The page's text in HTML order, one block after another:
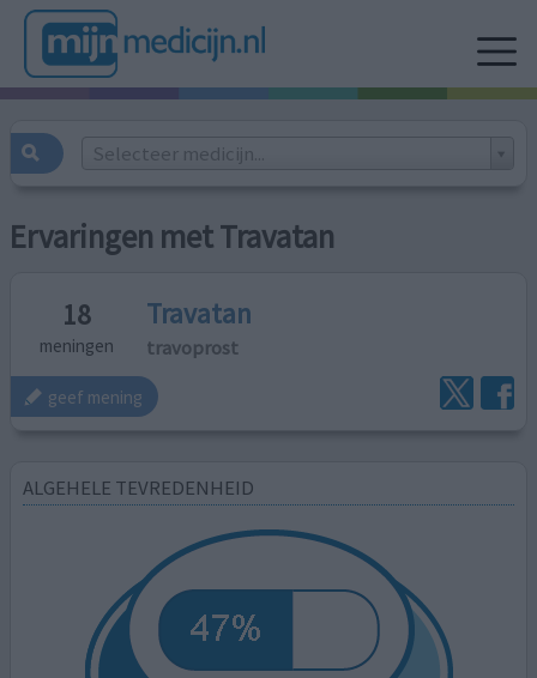
Selecteer medicijn...
Ervaringen met Travatan
18
meningen
Travatan
travoprost
geef mening
ALGEHELE TEVREDENHEID